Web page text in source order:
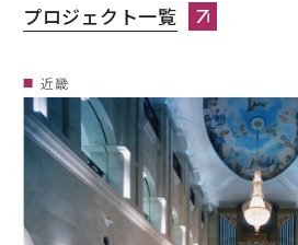
プロジェクト一覧
プロジェクト一覧へページ遷移します。
近畿